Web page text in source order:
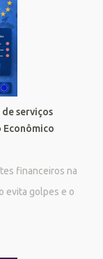
serviços
Econômico
financeiros na
evita golpes e o